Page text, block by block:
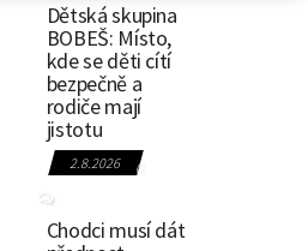
Dětská skupina
BOBEŠ: Místo,
kde se děti cítí
bezpečně a
rodiče mají
jistotu
2.8.2026 0
Chodci musí dát